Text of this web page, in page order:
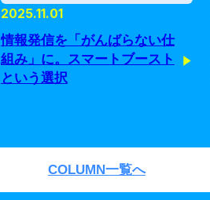
2025.11.01
情報発信を「がんばらない仕
組み」に。スマートブースト
という選択
COLUMN一覧へ